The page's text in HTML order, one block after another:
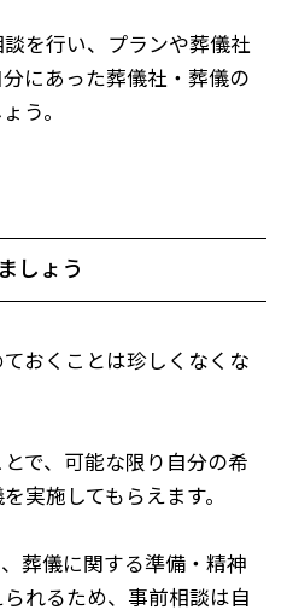
を行い、プランや葬儀社
にあった葬儀社・葬儀の
う。
しょう
おくことは珍しくなくな
で、可能な限り自分の希
実施してもらえます。
葬儀に関する準備・精神
れるため、事前相談は自